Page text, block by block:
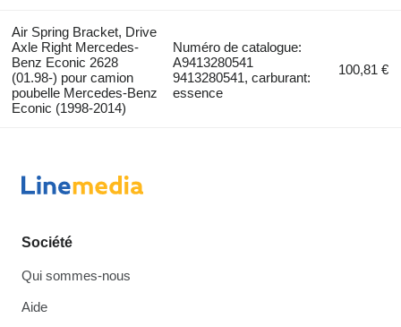
Air Spring Bracket, Drive
Axle Right Mercedes-
Benz Econic 2628
(01.98-) pour camion
poubelle Mercedes-Benz
Econic (1998-2014)
Numéro de catalogue:
A9413280541
9413280541, carburant:
essence
100,81 €
Société
Qui sommes-nous
Aide